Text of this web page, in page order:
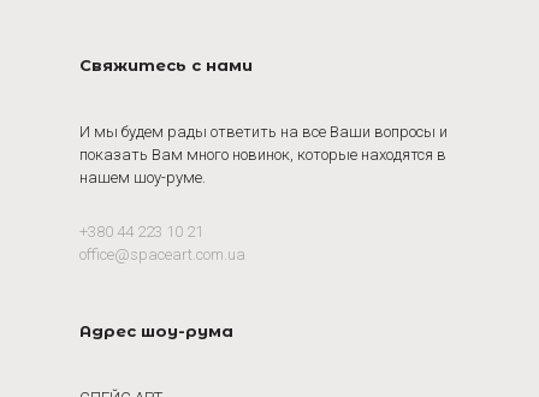
Свяжитесь с нами
И мы будем рады ответить на все Ваши вопросы и
показать Вам много новинок, которые находятся в
нашем шоу-руме.
+380 44 223 10 21
office@spaceart.com.ua
Адрес шоу-рума